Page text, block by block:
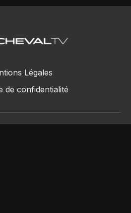
Légales
de confidentialité